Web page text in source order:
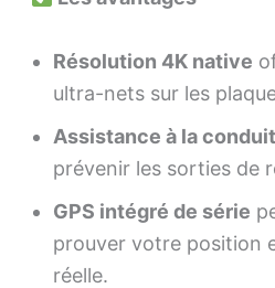
Résolution 4K native
ultra-nets sur les
Assistance à la
prévenir les sorties de
GPS intégré de série
prouver votre position
réelle.